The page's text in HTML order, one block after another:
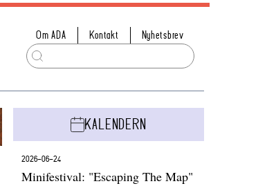
Om ADA Kontakt Nyhetsbrev
KALENDERN
2026-06-24
Minifestival: "Escaping The Map"